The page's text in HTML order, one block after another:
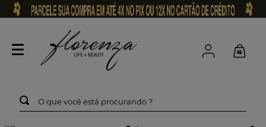
O que você está procurando ?